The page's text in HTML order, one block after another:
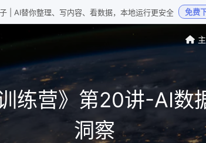
| AI替你整理、写内容、看数据，本地运行更安全 免费
练营》第20讲-AI数
洞察